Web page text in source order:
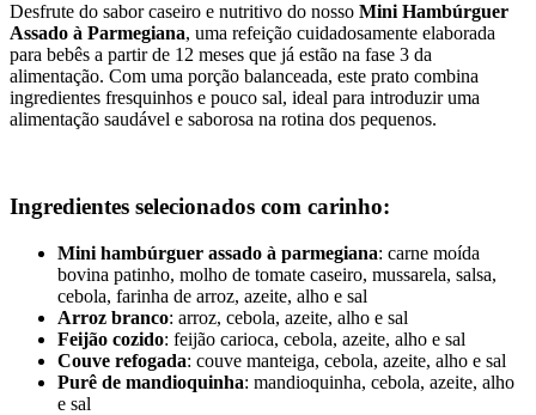
Desfrute do sabor caseiro e nutritivo do nosso Mini Hambúrguer
Assado à Parmegiana, uma refeição cuidadosamente elaborada
para bebês a partir de 12 meses que já estão na fase 3 da
alimentação. Com uma porção balanceada, este prato combina
ingredientes fresquinhos e pouco sal, ideal para introduzir uma
alimentação saudável e saborosa na rotina dos pequenos.
Ingredientes selecionados com carinho:
Mini hambúrguer assado à parmegiana: carne moída
bovina patinho, molho de tomate caseiro, mussarela, salsa,
cebola, farinha de arroz, azeite, alho e sal
Arroz branco: arroz, cebola, azeite, alho e sal
Feijão cozido: feijão carioca, cebola, azeite, alho e sal
Couve refogada: couve manteiga, cebola, azeite, alho e sal
Purê de mandioquinha: mandioquinha, cebola, azeite, alho
e sal